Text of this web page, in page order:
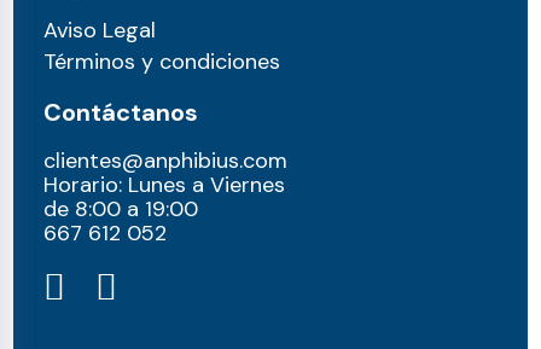
Aviso Legal
Términos y condiciones
Contáctanos
clientes@anphibius.com
Horario: Lunes a Viernes
de 8:00 a 19:00
667 612 052​